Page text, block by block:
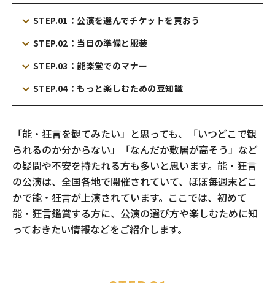
STEP.01：公演を選んでチケットを買おう
STEP.02：当日の準備と服装
STEP.03：能楽堂でのマナー
STEP.04：もっと楽しむための豆知識
「能・狂言を観てみたい」と思っても、「いつどこで観
られるのか分からない」「なんだか敷居が高そう」など
の疑問や不安を持たれる方も多いと思います。能・狂言
の公演は、全国各地で開催されていて、ほぼ毎週末どこ
かで能・狂言が上演されています。 ここでは、初めて
能・狂言鑑賞する方に、公演の選び方や楽しむために知
っておきたい情報などをご紹介します。